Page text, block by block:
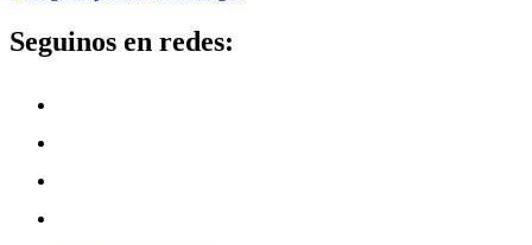
Seguinos en redes: